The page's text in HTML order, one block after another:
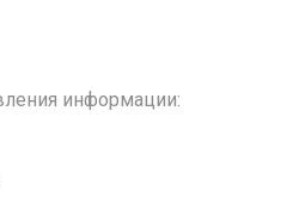
информации: